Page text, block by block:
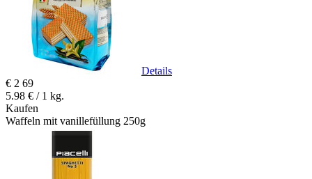
Details
€ 2 69
5.98 € / 1 kg.
Kaufen
Waffeln mit vanillefüllung 250g